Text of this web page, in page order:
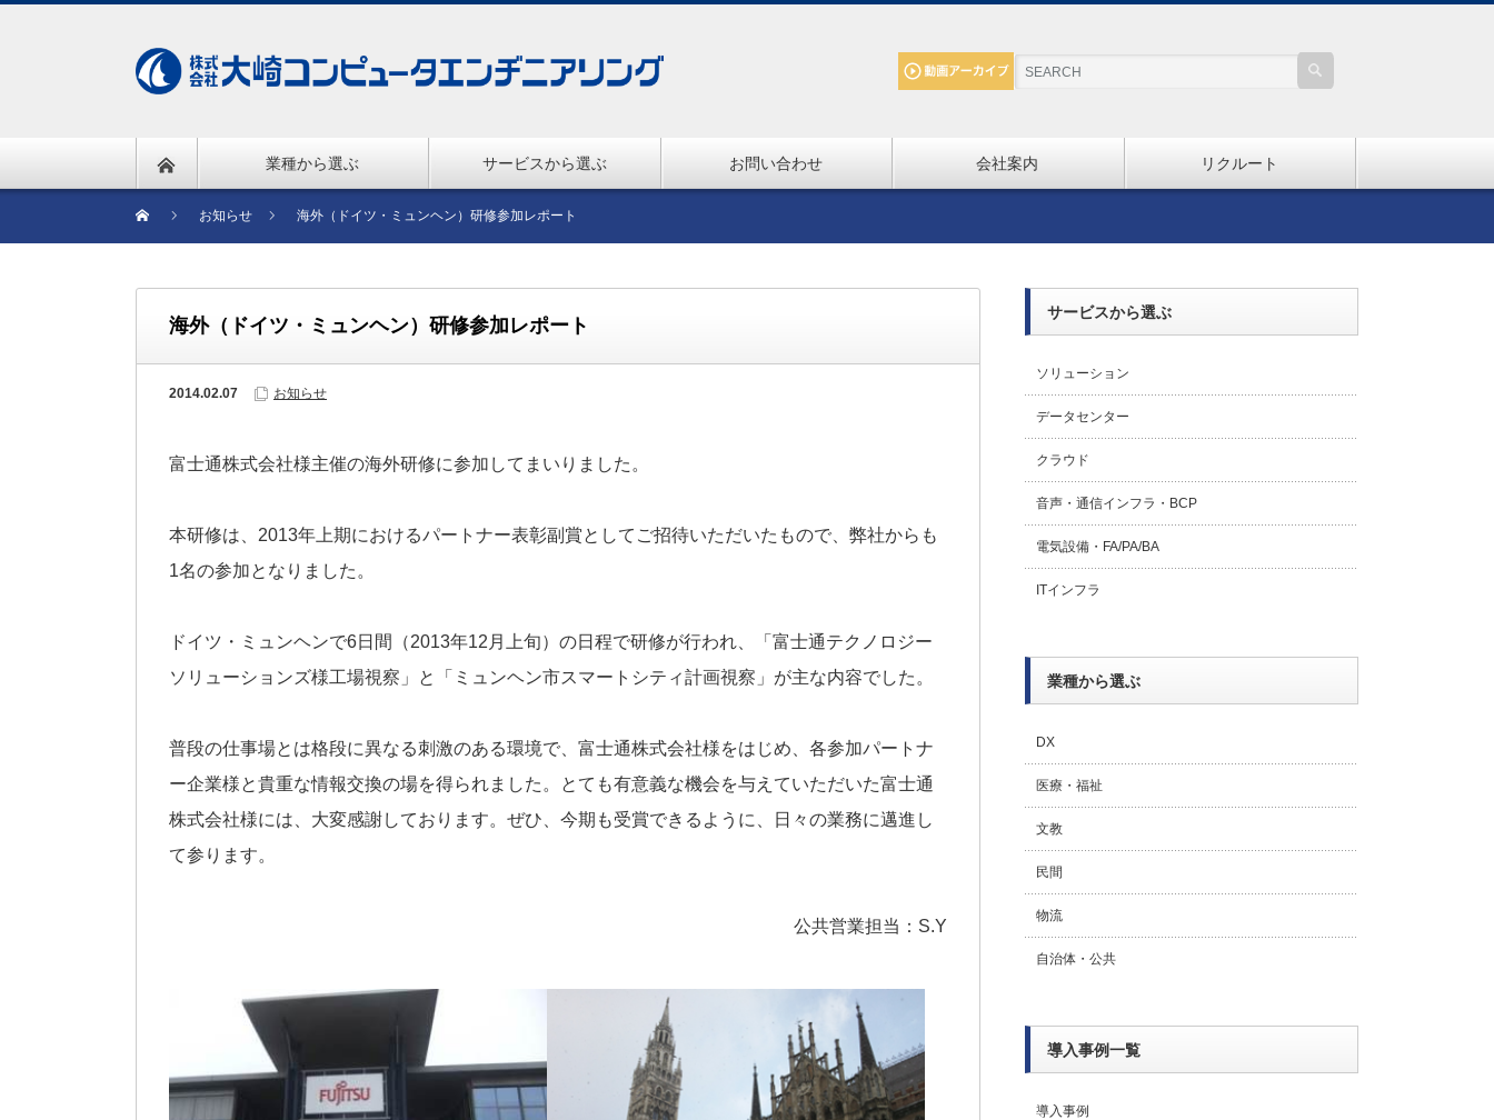
業種から選ぶ サービスから選ぶ お問い合わせ 会社案内 リクルート
お知らせ 海外（ドイツ・ミュンヘン）研修参加レポート
海外（ドイツ・ミュンヘン）研修参加レポート
2014.02.07 お知らせ
富士通株式会社様主催の海外研修に参加してまいりました。
本研修は、2013年上期におけるパートナー表彰副賞としてご招待いただいたもので、弊社からも
1名の参加となりました。
ドイツ・ミュンヘンで6日間（2013年12月上旬）の日程で研修が行われ、「富士通テクノロジー
ソリューションズ様工場視察」と「ミュンヘン市スマートシティ計画視察」が主な内容でした。
普段の仕事場とは格段に異なる刺激のある環境で、富士通株式会社様をはじめ、各参加パートナ
ー企業様と貴重な情報交換の場を得られました。とても有意義な機会を与えていただいた富士通
株式会社様には、大変感謝しております。ぜひ、今期も受賞できるように、日々の業務に邁進し
て参ります。
公共営業担当：S.Y
サービスから選ぶ
ソリューション
データセンター
クラウド
音声・通信インフラ・BCP
電気設備・FA/PA/BA
ITインフラ
業種から選ぶ
DX
医療・福祉
文教
民間
物流
自治体・公共
導入事例一覧
導入事例